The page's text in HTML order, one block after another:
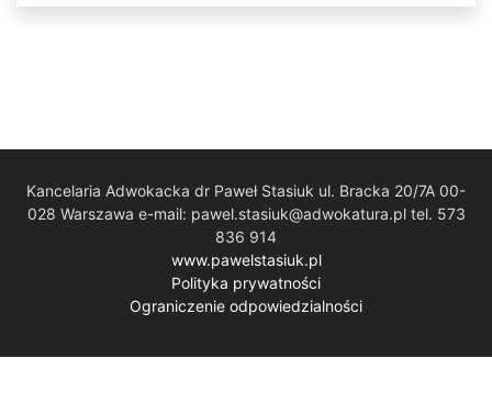
Kancelaria Adwokacka dr Paweł Stasiuk ul. Bracka 20/7A 00-
028 Warszawa e-mail: pawel.stasiuk@adwokatura.pl tel. 573
836 914
www.pawelstasiuk.pl
Polityka prywatności
Ograniczenie odpowiedzialności